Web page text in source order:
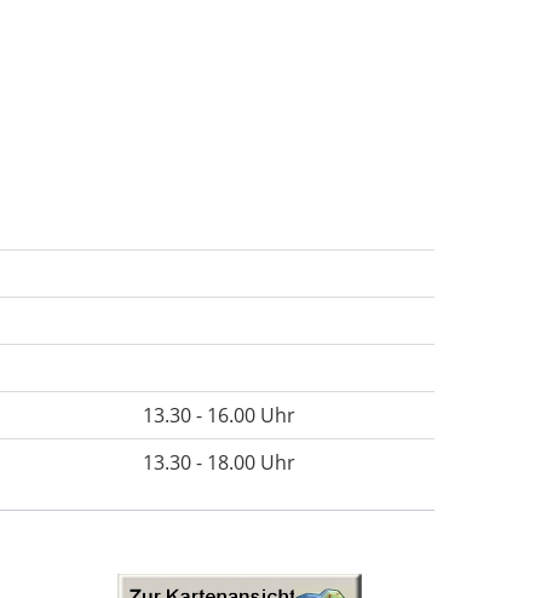
13.30 - 16.00 Uhr
13.30 - 18.00 Uhr